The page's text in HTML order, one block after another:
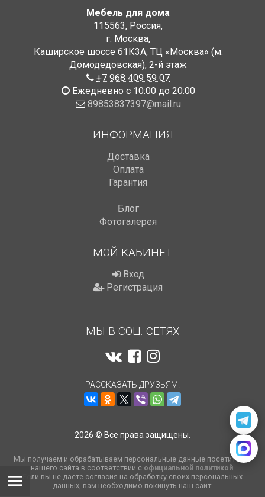
Мебель для дома
115563, Россия,
г. Москва,
Каширское шоссе 61К3А, ТЦ «Москва» (м.
Домодедовская), 2-й этаж
+7 968 409 59 07
Ежедневно с 10:00 до 20:00
89853837397@mail.ru
ИНФОРМАЦИЯ
Доставка
Оплата
Гарантия
Блог
Фотогалерея
МОЙ КАБИНЕТ
Вход
Регистрация
МЫ В СОЦ. СЕТЯХ
РАССКАЗАТЬ ДРУЗЬЯМ!
2026 © Все права защищены.
Мы получаем и обрабатываем персональные данные посетителей
нашего сайта в соответствии с официальной политикой.
Если вы не даете согласия на обработку своих персональных
данных, вам необходимо покинуть наш сайт.